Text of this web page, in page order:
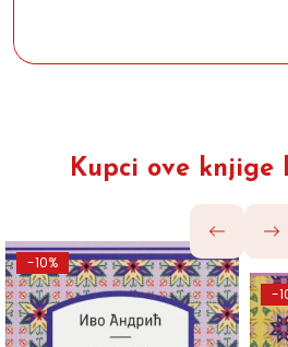
Kupci ove knjige
-10%
-